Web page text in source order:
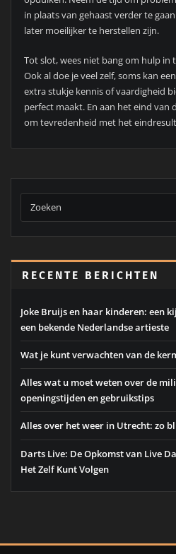
in plaats van gehaast verder te
later moeilijker te herstellen zijn.
Tot slot, wees niet bang om hulp in
Ook al doe je veel zelf, soms kan
extra stukje kennis of vaardigheid
perfect maakt. En aan het eind van
om tevredenheid met het
RECENTE BERICHTEN
Joke Bruijs en haar kinderen: een
een bekende Nederlandse artieste
Wat je kunt verwachten van de
Alles wat u moet weten over de
openingstijden en gebruikstips
Alles over het weer in Utrecht: zo
Darts Live: De Opkomst van Live
Het Zelf Kunt Volgen